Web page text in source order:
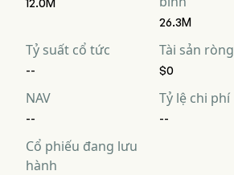
12.0M
26.3M
Tỷ suất cổ tức
--
Tài sản ròng
$0
NAV
--
Tỷ lệ chi phí
--
Cổ phiếu đang lưu
hành